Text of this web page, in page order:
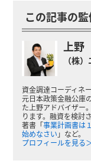
この記事の
上野
（株
資金調達コーディネ
元日本政策金融公庫
た上野アドバイザー
ります。融資を検討
著書「事業計画書は
始めなさい 」など。
プロフィールを見る